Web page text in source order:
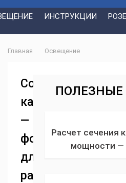
ИНСТРУКЦИИ
Главная Освещение
Сопротивление
кабеля
—
формула
для
расчета
ПОЛЕЗНЫЕ
Расчет сечения
мощности —